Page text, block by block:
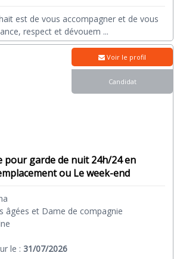
est de vous accompagner et de vous
respect et dévouem ...
pour garde de nuit 24h/24 en
ou Le week-end
âgées et Dame de compagnie
le :31/07/2026
Voir le profil
Candidat